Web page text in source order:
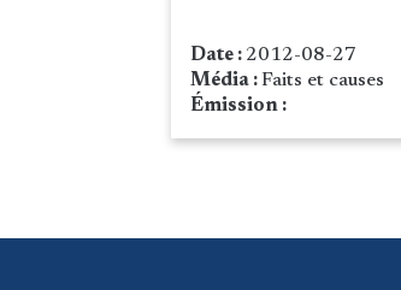
Date : 2012-08-27
Média :Faits et causes
Émission :